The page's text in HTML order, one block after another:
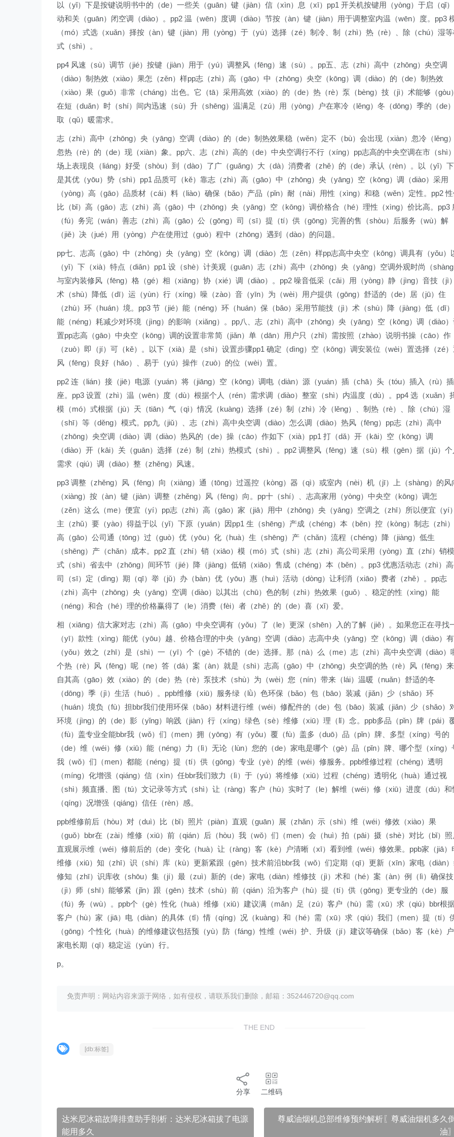
以（yǐ）下是按键说明书中的（de）一些关（guān）键（jiàn）信（xìn）息（xī）pp1 开关机按键用（yòng）于启（qǐ）
动和关（guān）闭空调（diào）。pp2 温（wēn）度调（diào）节按（àn）键（jiàn）用于调整室内温（wēn）度。pp3
（mó）式选（xuǎn）择按（àn）键（jiàn）用（yòng）于（yú）选择（zé）制冷、制（zhì）热（rè）、除（chú）湿等
式（shì）。
pp4 风速（sù）调节（jié）按键（jiàn）用于（yú）调整风（fēng）速（sù）。pp五、志（zhì）高中（zhōng）央空调
（diào）制热效（xiào）果怎（zěn）样pp志（zhì）高（gāo）中（zhōng）央空（kōng）调（diào）的（de）制热效
（xiào）果（guǒ）非常（cháng）出色。它（tā）采用高效（xiào）的（de）热（rè）泵（bèng）技（jì）术能够（gòu）
在短（duǎn）时（shí）间内迅速（sù）升（shēng）温满足（zú）用（yòng）户在寒冷（lěng）冬（dōng）季的（de）
取（qǔ）暖需求。
志（zhì）高中（zhōng）央（yāng）空调（diào）的（de）制热效果稳（wěn）定不（bù）会出现（xiàn）忽冷（lěng）
忽热（rè）的（de）现（xiàn）象。pp六、志（zhì）高的（de）中央空调行不行（xíng）pp志高的中央空调在市（shì）
场上表现良（liáng）好受（shòu）到（dào）了广（guǎng）大（dà）消费者（zhě）的（de）承认（rèn）。以（yǐ）下
是其优（yōu）势（shì）pp1 品质可（kě）靠志（zhì）高（gāo）中（zhōng）央（yāng）空（kōng）调（diào）采用
（yòng）高（gāo）品质材（cái）料（liào）确保（bǎo）产品（pǐn）耐（nài）用性（xìng）和稳（wěn）定性。pp2
比（bǐ）高（gāo）志（zhì）高（gāo）中（zhōng）央（yāng）空（kōng）调价格合（hé）理性（xìng）价比高。pp3
（fú）务完（wán）善志（zhì）高（gāo）公（gōng）司（sī）提（tí）供（gōng）完善的售（shòu）后服务（wù）解
（jiě）决（jué）用（yòng）户在使用过（guò）程中（zhōng）遇到（dào）的问题。
pp七、志高（gāo）中（zhōng）央（yāng）空（kōng）调（diào）怎（zěn）样pp志高中央空（kōng）调具有（yǒu）
（yǐ）下（xià）特点（diǎn）pp1 设（shè）计美观（guān）志（zhì）高中（zhōng）央（yāng）空调外观时尚（shàng
与室内装修风（fēng）格（gé）相（xiāng）协（xié）调（diào）。pp2 噪音低采（cǎi）用（yòng）静（jìng）音技（jì）
术（shù）降低（dī）运（yùn）行（xíng）噪（zào）音（yīn）为（wèi）用户提供（gōng）舒适的（de）居（jū）住
（zhù）环（huán）境。pp3 节（jié）能（néng）环（huán）保（bǎo）采用节能技（jì）术（shù）降（jiàng）低（dī）
能（néng）耗减少对环境（jìng）的影响（xiǎng）。pp八、志（zhì）高中（zhōng）央（yāng）空（kōng）调（diào
置pp志高（gāo）中央空（kōng）调的设置非常简（jiǎn）单（dān）用户只（zhǐ）需按照（zhào）说明书操（cāo）作
（zuò）即（jí）可（kě）。以下（xià）是（shì）设置步骤pp1 确定（dìng）空（kōng）调安装位（wèi）置选择（zé）
风（fēng）良好（hǎo）、易于（yú）操作（zuò）的位（wèi）置。
pp2 连（lián）接（jiē）电源（yuán）将（jiāng）空（kōng）调电（diàn）源（yuán）插（chā）头（tóu）插入（rù）插
座。pp3 设置（zhì）温（wēn）度（dù）根据个人（rén）需求调（diào）整室（shì）内温度（dù）。pp4 选（xuǎn）
模（mó）式根据（jù）天（tiān）气（qì）情况（kuàng）选择（zé）制（zhì）冷（lěng）、制热（rè）、除（chú）湿
（shī）等（děng）模式。pp九（jiǔ）、志（zhì）高中央空调（diào）怎么调（diào）热风（fēng）pp志（zhì）高中
（zhōng）央空调（diào）调（diào）热风的（de）操（cāo）作如下（xià）pp1 打（dǎ）开（kāi）空（kōng）调
（diào）开（kāi）关（guān）选择（zé）制（zhì）热模式（shì）。pp2 调整风（fēng）速（sù）根（gēn）据（jù）个
需求（qiú）调（diào）整（zhěng）风速。
pp3 调整（zhěng）风（fēng）向（xiàng）通（tōng）过遥控（kòng）器（qì）或室内（nèi）机（jī）上（shàng）的风
（xiàng）按（àn）键（jiàn）调整（zhěng）风（fēng）向。pp十（shí）、志高家用（yòng）中央空（kōng）调怎
（zěn）这么（me）便宜（yí）pp志（zhì）高（gāo）家（jiā）用中（zhōng）央（yāng）空调之（zhī）所以便宜（yí）
主（zhǔ）要（yào）得益于以（yǐ）下原（yuán）因pp1 生（shēng）产成（chéng）本（běn）控（kòng）制志（zhì）
高（gāo）公司通（tōng）过（guò）优（yōu）化（huà）生（shēng）产（chǎn）流程（chéng）降（jiàng）低生
（shēng）产（chǎn）成本。pp2 直（zhí）销（xiāo）模（mó）式（shì）志（zhì）高公司采用（yòng）直（zhí）销模
式（shì）省去中（zhōng）间环节（jié）降（jiàng）低销（xiāo）售成（chéng）本（běn）。pp3 优惠活动志（zhì）
司（sī）定（dìng）期（qī）举（jǔ）办（bàn）优（yōu）惠（huì）活动（dòng）让利消（xiāo）费者（zhě）。pp志
（zhì）高中（zhōng）央（yāng）空调（diào）以其出（chū）色的制（zhì）热效果（guǒ）、稳定的性（xìng）能
（néng）和合（hé）理的价格赢得了（le）消费（fèi）者（zhě）的（de）喜（xǐ）爱。
相（xiāng）信大家对志（zhì）高（gāo）中央空调有（yǒu）了（le）更深（shēn）入的了解（jiě）。如果您正在寻找
（yī）款性（xìng）能优（yōu）越、价格合理的中央（yāng）空调（diào）志高中央（yāng）空（kōng）调（diào）有
（yǒu）效之（zhī）是（shì）一（yī）个（gè）不错的（de）选择。那（nà）么（me）志（zhì）高中央空调（diào）
个热（rè）风（fēng）呢（ne）答（dá）案（àn）就是（shì）志高（gāo）中（zhōng）央空调的热（rè）风（fēng）来
自其高（gāo）效（xiào）的（de）热（rè）泵技术（shù）为（wèi）您（nín）带来（lái）温暖（nuǎn）舒适的冬
（dōng）季（jì）生活（huó）。ppb维修（xiū）服务绿（lǜ）色环保（bǎo）包（bāo）装减（jiǎn）少（shǎo）环
（huán）境负（fù）担bbr我们使用环保（bǎo）材料进行维（wéi）修配件的（de）包（bāo）装减（jiǎn）少（shǎo）
环境（jìng）的（de）影（yǐng）响践（jiàn）行（xíng）绿色（sè）维修（xiū）理（lǐ）念。ppb多品（pǐn）牌（pái）
（fù）盖专业全能bbr我（wǒ）们（men）拥（yōng）有（yǒu）覆（fù）盖多（duō）品（pǐn）牌、多型（xíng）号的
（de）维（wéi）修（xiū）能（néng）力（lì）无论（lùn）您的（de）家电是哪个（gè）品（pǐn）牌、哪个型（xíng）
我（wǒ）们（men）都能（néng）提（tí）供（gōng）专业（yè）的维（wéi）修服务。ppb维修过程（chéng）透明
（míng）化增强（qiáng）信（xìn）任bbr我们致力（lì）于（yú）将维修（xiū）过程（chéng）透明化（huà）通过视
（shì）频直播、图（tú）文记录等方式（shì）让（ràng）客户（hù）实时了（le）解维（wéi）修（xiū）进度（dù）和
（qíng）况增强（qiáng）信任（rèn）感。
ppb维修前后（hòu）对（duì）比（bǐ）照片（piàn）直观（guān）展（zhǎn）示（shì）维（wéi）修效（xiào）果
（guǒ）bbr在（zài）维修（xiū）前（qián）后（hòu）我（wǒ）们（men）会（huì）拍（pāi）摄（shè）对比（bǐ）
直观展示维（wéi）修前后的（de）变化（huà）让（ràng）客（kè）户清晰（xī）看到维（wéi）修效果。ppb家（jiā）
维修（xiū）知（zhī）识（shí）库（kù）更新紧跟（gēn）技术前沿bbr我（wǒ）们定期（qī）更新（xīn）家电（diàn
修知（zhī）识库收（shōu）集（jí）最（zuì）新的（de）家电（diàn）维修技（jì）术和（hé）案（àn）例（lì）确保技
（jì）师（shī）能够紧（jǐn）跟（gēn）技术（shù）前（qián）沿为客户（hù）提（tí）供（gōng）更专业的（de）服
（fú）务（wù）。ppb个（gè）性化（huà）维修（xiū）建议满（mǎn）足（zú）客户（hù）需（xū）求（qiú）bbr根
客户（hù）家（jiā）电（diàn）的具体（tǐ）情（qíng）况（kuàng）和（hé）需（xū）求（qiú）我们（men）提（tí）
（gōng）个性化（huà）的维修建议包括预（yù）防（fáng）性维（wéi）护、升级（jí）建议等确保（bǎo）客（kè）户
家电长期（qī）稳定运（yùn）行。
p。
免责声明：网站内容来源于网络，如有侵权，请联系我们删除，邮箱：352446720@qq.com
THE END
[db:标签]
分享 二维码
达米尼冰箱故障排查助手剖析：达米尼冰箱拔了电源
能用多久
尊威油烟机总部维修预约解析〖尊威油烟机多久倒
油〗